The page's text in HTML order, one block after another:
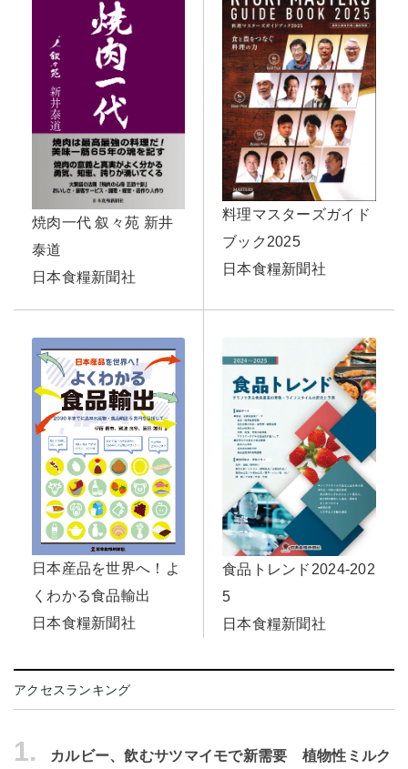
焼肉一代 叙々苑 新井
泰道
日本食糧新聞社
料理マスターズガイド
ブック2025
日本食糧新聞社
日本産品を世界へ！よ
くわかる食品輸出
日本食糧新聞社
食品トレンド2024-202
5
日本食糧新聞社
アクセスランキング
1.
カルビー、飲むサツマイモで新需要 植物性ミルク